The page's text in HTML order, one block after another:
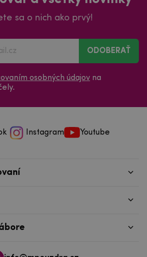
sa o nich ako prvý!
ODOBERAŤ
osobných údajov na
Instagram Youtube